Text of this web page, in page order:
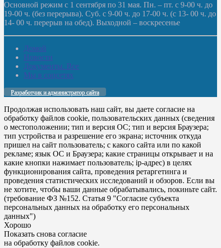
Основной режим с 1 сентября по 31 мая. Пн. – пт. с 9-00 ч. до
19-00 ч. (без перерыва). Суб. с 9-00 ч. до 17-00 ч. (с 13- 00 ч. до
14- 00 ч. перерыв на обед). Выходной – воскресенье
Домой
Новости
Документы. Все
Мы в соцсетях
Разработчик и администратор сайта
Продолжая использовать наш сайт, вы даете согласие на
обработку файлов cookie, пользовательских данных (сведения
о местоположении; тип и версия ОС; тип и версия Браузера;
тип устройства и разрешение его экрана; источник откуда
пришел на сайт пользователь; с какого сайта или по какой
рекламе; язык ОС и Браузера; какие страницы открывает и на
какие кнопки нажимает пользователь; ip-адрес) в целях
функционирования сайта, проведения ретаргетинга и
проведения статистических исследований и обзоров. Если вы
не хотите, чтобы ваши данные обрабатывались, покиньте сайт.
(требование ФЗ №152. Статья 9 "Согласие субъекта
персональных данных на обработку его персональных
данных")
Хорошо
Показать снова согласие
на обработку файлов cookie.